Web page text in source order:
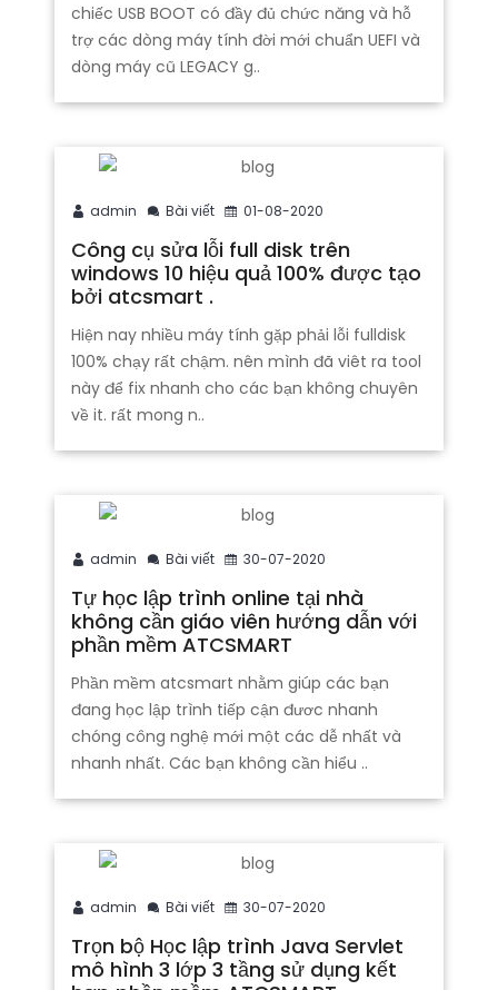
chiếc USB BOOT có đầy đủ chức năng và hỗ
trợ các dòng máy tính đời mới chuẩn UEFI và
dòng máy cũ LEGACY g..
admin Bài viết 01-08-2020
Công cụ sửa lỗi full disk trên
windows 10 hiệu quả 100% được tạo
bởi atcsmart .
Hiện nay nhiều máy tính gặp phải lỗi fulldisk
100% chạy rất chậm. nên mình đã viêt ra tool
này để fix nhanh cho các bạn không chuyên
về it. rất mong n..
admin Bài viết 30-07-2020
Tự học lập trình online tại nhà
không cần giáo viên hướng dẫn với
phần mềm ATCSMART
Phần mềm atcsmart nhằm giúp các bạn
đang học lập trình tiếp cận đươc nhanh
chóng công nghệ mới một các dễ nhất và
nhanh nhất. Các bạn không cần hiểu ..
admin Bài viết 30-07-2020
Trọn bộ Học lập trình Java Servlet
mô hình 3 lớp 3 tầng sử dụng kết